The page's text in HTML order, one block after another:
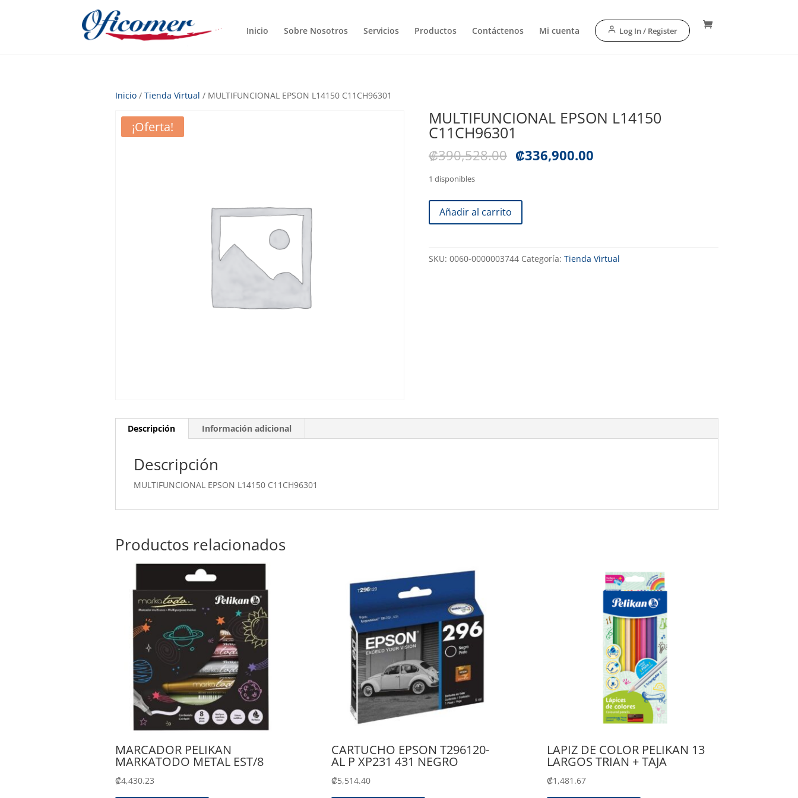
Inicio Sobre Nosotros Servicios Productos Contáctenos Mi cuenta Log In / Register
Inicio/ Tienda Virtual / MULTIFUNCIONAL EPSON L14150 C11CH96301
¡Oferta! MULTIFUNCIONAL EPSON L14150
C11CH96301
₡390,528.00 El
era:
₡390,528.00
₡336,900.00El
1 disponibles
MULTIFUNCIONAL
EPSON
C11CH96301
cantidad
Añadir al carrito
SKU: 0060-0000003744 Categoría: Tienda Virtual
Descripción Información adicional
Descripción
MULTIFUNCIONAL EPSON L14150 C11CH96301
Productos relacionados
MARCADOR PELIKAN
MARKATODO METAL EST/8
₡4,430.23
CARTUCHO EPSON T296120-
AL P XP231 431 NEGRO
₡5,514.40
LAPIZ DE COLOR PELIKAN 13
LARGOS TRIAN + TAJA
₡1,481.67